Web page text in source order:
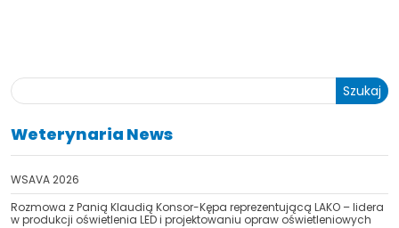
Nie jestem profesionalistą
Szukaj
Weterynaria News
WSAVA 2026
Rozmowa z Panią Klaudią Konsor-Kępa reprezentującą LAKO – lidera
w produkcji oświetlenia LED i projektowaniu opraw oświetleniowych